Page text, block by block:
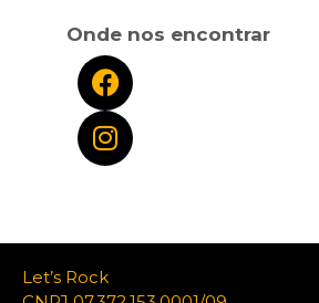
Onde nos encontrar
Let’s Rock